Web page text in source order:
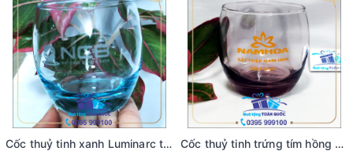
Cốc thuỷ tinh xanh Luminarc thấp 18
Cốc thuỷ tinh trứng tím hồng Luminarc 17